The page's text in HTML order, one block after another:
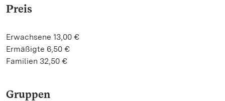
Preis
Erwachsene 13,00 €
Ermäßigte 6,50 €
Familien 32,50 €
Gruppen